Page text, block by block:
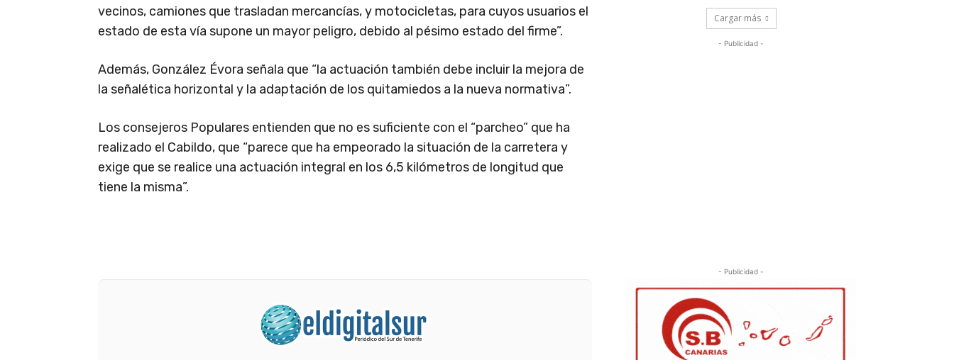
vecinos, camiones que trasladan mercancías, y motocicletas, para cuyos usuarios el
estado de esta vía supone un mayor peligro, debido al pésimo estado del firme”.
Además, González Évora señala que “la actuación también debe incluir la mejora de
la señalética horizontal y la adaptación de los quitamiedos a la nueva normativa”.
Los consejeros Populares entienden que no es suficiente con el “parcheo” que ha
realizado el Cabildo, que “parece que ha empeorado la situación de la carretera y
exige que se realice una actuación integral en los 6,5 kilómetros de longitud que
tiene la misma”.
Cargar más
- Publicidad -
- Publicidad -